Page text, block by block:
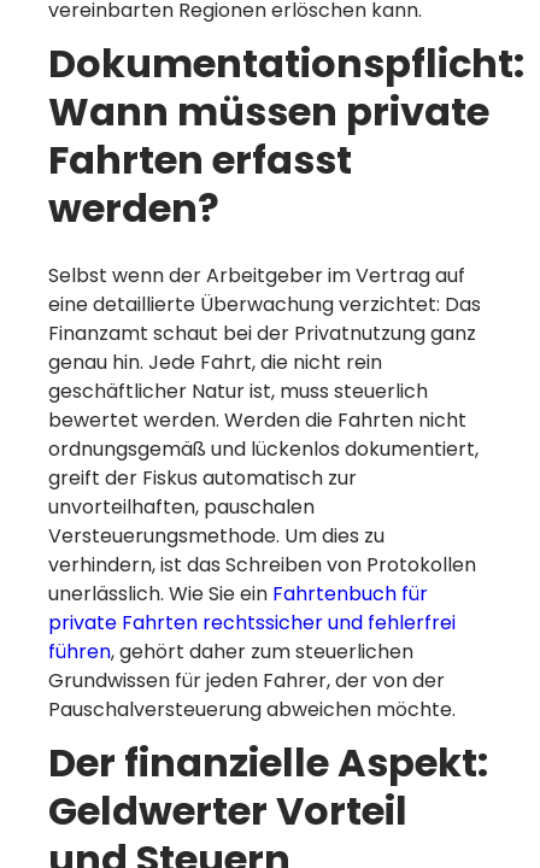
vereinbarten Regionen erlöschen kann.
Dokumentationspflicht:
Wann müssen private
Fahrten erfasst
werden?
Selbst wenn der Arbeitgeber im Vertrag auf
eine detaillierte Überwachung verzichtet: Das
Finanzamt schaut bei der Privatnutzung ganz
genau hin. Jede Fahrt, die nicht rein
geschäftlicher Natur ist, muss steuerlich
bewertet werden. Werden die Fahrten nicht
ordnungsgemäß und lückenlos dokumentiert,
greift der Fiskus automatisch zur
unvorteilhaften, pauschalen
Versteuerungsmethode. Um dies zu
verhindern, ist das Schreiben von Protokollen
unerlässlich. Wie Sie ein Fahrtenbuch für
private Fahrten rechtssicher und fehlerfrei
führen, gehört daher zum steuerlichen
Grundwissen für jeden Fahrer, der von der
Pauschalversteuerung abweichen möchte.
Der finanzielle Aspekt:
Geldwerter Vorteil